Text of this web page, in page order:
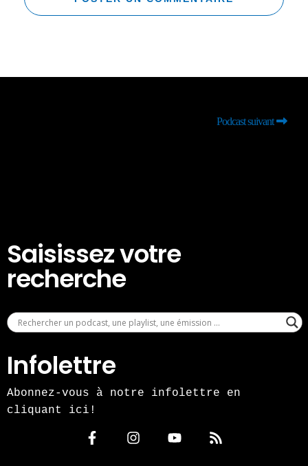
Podcast suivant
Saisissez votre
recherche
Infolettre
Abonnez-vous à notre infolettre en
cliquant ici!